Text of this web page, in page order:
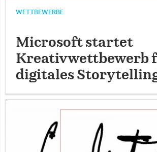
WETTBEWERBE
Microsoft startet
Kreativwettbewerb
digitales